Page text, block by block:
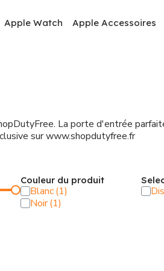
Apple Watch Apple Accessoires
La porte d'entrée
sur www.shopdutyfree.fr
Couleur du produit
Blanc
Noir